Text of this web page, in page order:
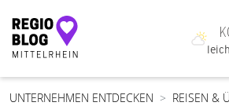
Hauptnavigation
UNTERNEHMEN ENTDECKEN
REISEN &